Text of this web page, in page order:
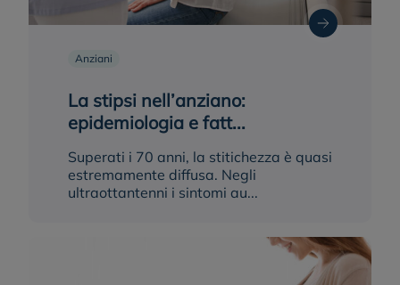
Anziani
La stipsi nell’anziano:
epidemiologia e fatt...
Superati i 70 anni, la stitichezza è quasi
estremamente diffusa. Negli
ultraottantenni i sintomi au...